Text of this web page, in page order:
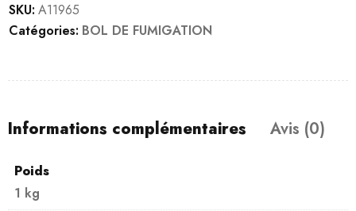
SKU: A11965
Catégories: BOL DE FUMIGATION
Informations complémentaires Avis (0)
Poids
1 kg